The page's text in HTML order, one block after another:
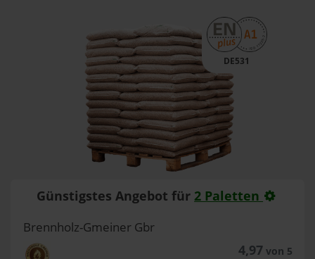
DE531
Günstigstes Angebot für 2 Paletten
Brennholz-Gmeiner Gbr
4,97von 5